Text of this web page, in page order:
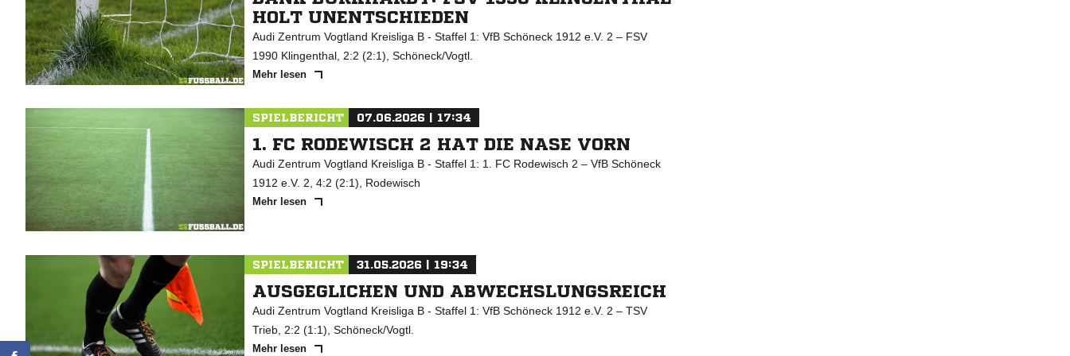
HOLT UNENTSCHIEDEN
Audi Zentrum Vogtland Kreisliga B - Staffel 1: VfB Schöneck 1912 e.V. 2 – FSV
1990 Klingenthal, 2:2 (2:1), Schöneck/Vogtl.
Mehr lesen
SPIELBERICHT 07.06.2026 | 17:34
1. FC RODEWISCH 2 HAT DIE NASE VORN
Audi Zentrum Vogtland Kreisliga B - Staffel 1: 1. FC Rodewisch 2 – VfB Schöneck
1912 e.V. 2, 4:2 (2:1), Rodewisch
Mehr lesen
SPIELBERICHT 31.05.2026 | 19:34
AUSGEGLICHEN UND ABWECHSLUNGSREICH
Audi Zentrum Vogtland Kreisliga B - Staffel 1: VfB Schöneck 1912 e.V. 2 – TSV
Trieb, 2:2 (1:1), Schöneck/Vogtl.
Mehr lesen